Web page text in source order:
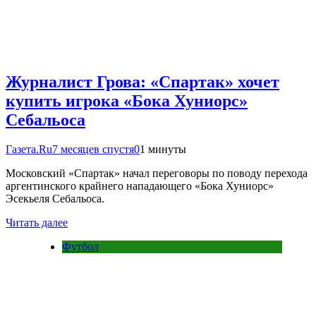
Журналист Грова: «Спартак» хочет
купить игрока «Бока Хуниорс»
Себальоса
Газета.Ru7 месяцев спустя01 минуты
Московский «Спартак» начал переговоры по поводу перехода
аргентинского крайнего нападающего «Бока Хуниорс»
Эсекьеля Себальоса.
Читать далее
Футбол